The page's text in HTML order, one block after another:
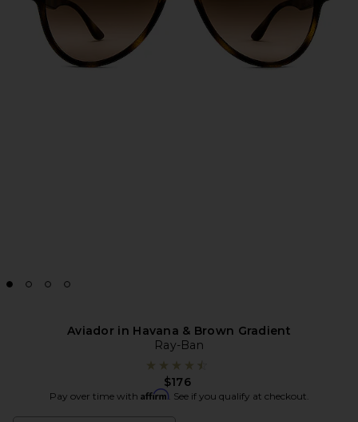
Aviador in Havana & Brown Gradient
Ray-Ban
$176
Pay over time with Affirm. See if you qualify at checkout.